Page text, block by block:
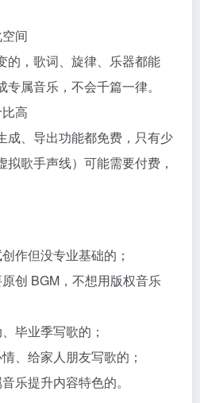
间​
的，歌词、旋律、乐器都能
属音乐，不会千篇一律。​
高​
成、导出功能都免费，只有少
歌手声线）可能需要付费，
作但没专业基础的；​
创 BGM，不想用版权音乐
毕业季写歌的；​
、给家人朋友写歌的；​
乐提升内容特色的。​